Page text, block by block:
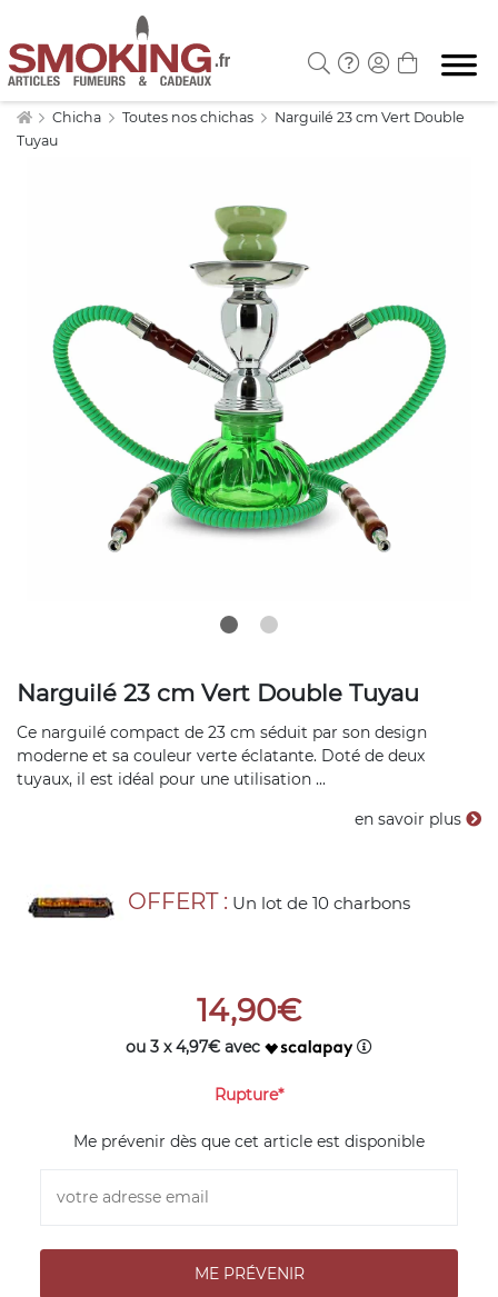
Chicha Toutes nos chichas
Narguilé 23 cm Vert Double
Tuyau
Narguilé 23 cm Vert Double Tuyau
Ce narguilé compact de 23 cm séduit par son design
moderne et sa couleur verte éclatante. Doté de deux
tuyaux, il est idéal pour une utilisation ...
en savoir plus
OFFERT : Un lot de 10 charbons
14,90€
ou 3 x 4,97€ avec
Rupture*
Me prévenir dès que cet article est disponible